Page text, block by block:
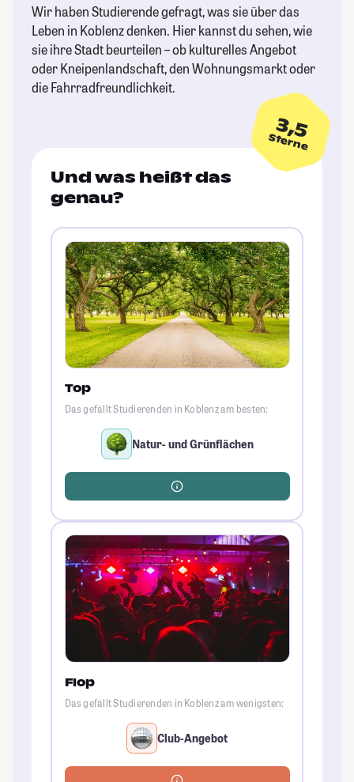
Wir haben Studierende gefragt, was sie über das
Leben in Koblenz denken. Hier kannst du sehen, wie
sie ihre Stadt beurteilen – ob kulturelles Angebot
oder Kneipenlandschaft, den Wohnungsmarkt oder
die Fahrradfreundlichkeit.
3,5
Sterne
Und was heißt das
genau?
Top
Das gefällt Studierenden in Koblenz am besten:
Natur- und Grünflächen
Flop
Das gefällt Studierenden in Koblenz am wenigsten:
Club-Angebot